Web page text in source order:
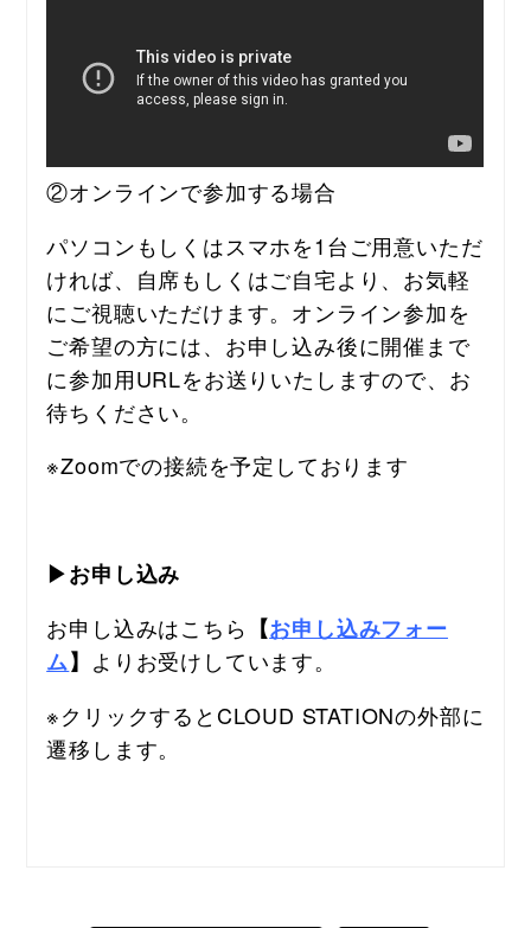
②オンラインで参加する場合
パソコンもしくはスマホを1台ご用意いただ
ければ、自席もしくはご自宅より、お気軽
にご視聴いただけます。オンライン参加を
ご希望の方には、お申し込み後に開催まで
に参加用URLをお送りいたしますので、お
待ちください。
※Zoomでの接続を予定しております
▶お申し込み
お申し込みはこちら 【お申し込みフォー
ム】 よりお受けしています。
※クリックするとCLOUD STATIONの外部に
遷移します。